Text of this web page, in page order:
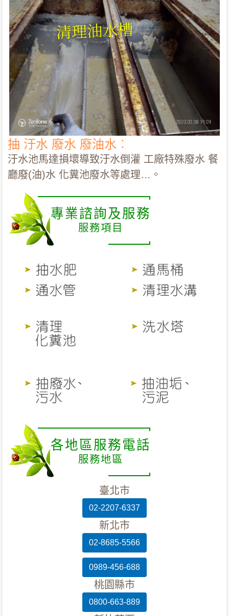
抽 汙水 廢水 廢油水︰
汙水池馬達損壞導致汙水倒灌 工廠特殊廢水 餐
廳廢(油)水 化糞池廢水等處理…。
專業諮詢及服務
服務項目
各地區服務電話
服務地區
臺北市
02-2207-6337
新北市
02-8685-5566
0989-456-688
桃園縣市
0800-663-889